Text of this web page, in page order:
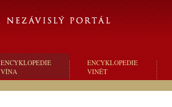
ENCYKLOPEDIE
VÍNA
ENCYKLOPEDIE
VINĚT